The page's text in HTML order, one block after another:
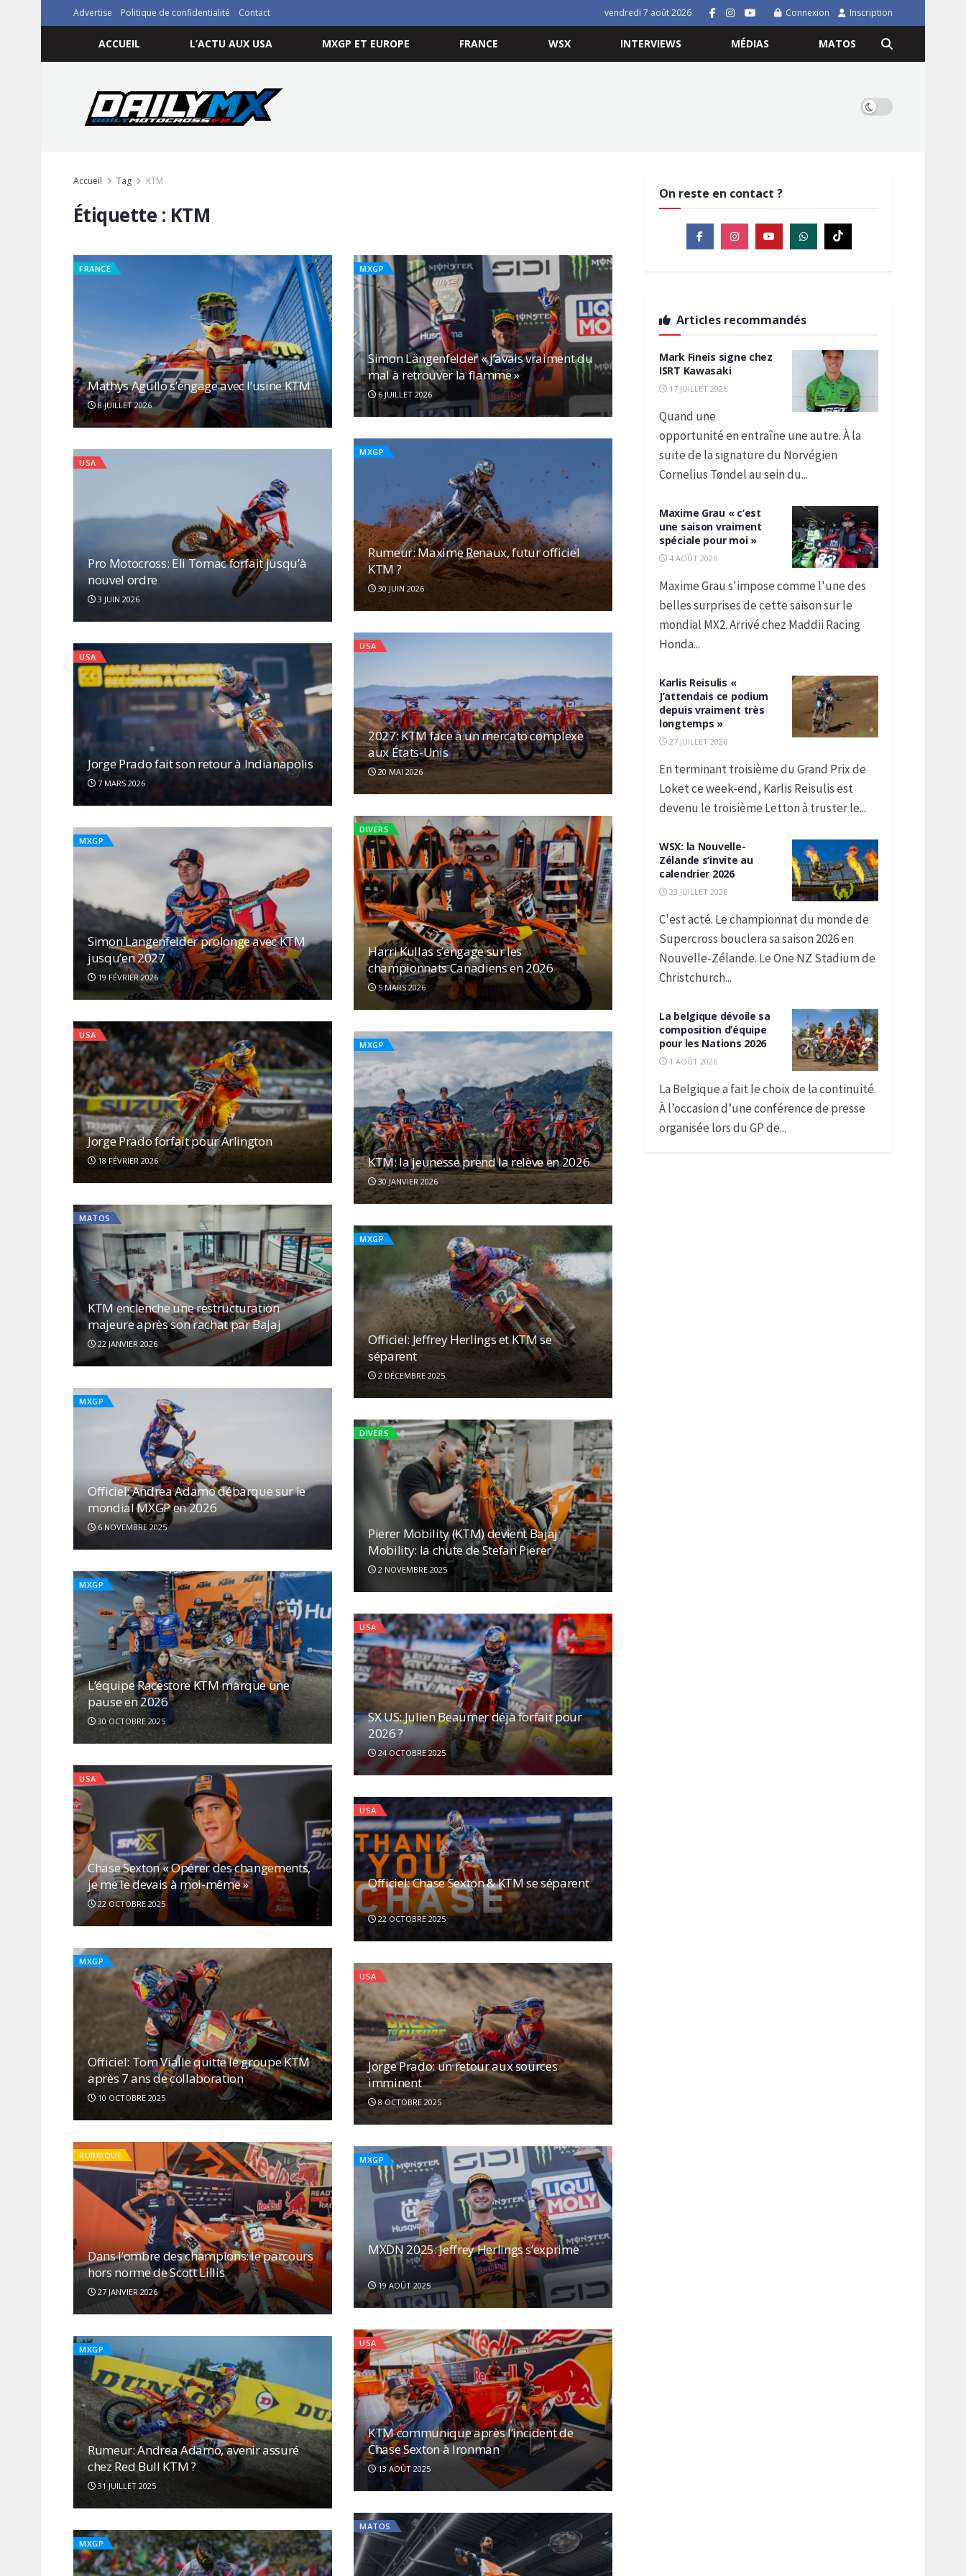
Advertise Politique de confidentialité Contact vendredi 7 août 2026 Connexion Inscription
ACCUEIL L’ACTU AUX USA MXGP ET EUROPE FRANCE WSX INTERVIEWS MÉDIAS MATOS
Accueil Tag KTM
Étiquette : KTM
FRANCE
Mathys Agullo s’engage avec l’usine KTM
8 JUILLET 2026
MXGP
Simon Längenfelder « j’avais vraiment du
mal à retrouver la flamme »
6 JUILLET 2026
MXGP
Rumeur: Maxime Renaux, futur officiel
KTM ?
30 JUIN 2026
USA
Pro Motocross: Eli Tomac forfait jusqu’à
nouvel ordre
3 JUIN 2026
USA
2027: KTM face à un mercato complexe
aux États-Unis
20 MAI 2026
USA
Jorge Prado fait son retour à Indianapolis
7 MARS 2026
DIVERS
Harri Kullas s’engage sur les
championnats Canadiens en 2026
5 MARS 2026
MXGP
Simon Langenfelder prolonge avec KTM
jusqu’en 2027
19 FÉVRIER 2026
USA
Jorge Prado forfait pour Arlington
18 FÉVRIER 2026
MXGP
KTM: la jeunesse prend la relève en 2026
30 JANVIER 2026
MATOS
KTM enclenche une restructuration
majeure après son rachat par Bajaj
22 JANVIER 2026
MXGP
Officiel: Jeffrey Herlings et KTM se
séparent
2 DÉCEMBRE 2025
MXGP
Officiel: Andrea Adamo débarque sur le
mondial MXGP en 2026
6 NOVEMBRE 2025
DIVERS
Pierer Mobility (KTM) devient Bajaj
Mobility: la chute de Stefan Pierer
2 NOVEMBRE 2025
MXGP
L’équipe Racestore KTM marque une
pause en 2026
30 OCTOBRE 2025
USA
SX US: Julien Beaumer déjà forfait pour
2026 ?
24 OCTOBRE 2025
USA
Chase Sexton « Opérer des changements,
je me le devais à moi-même »
22 OCTOBRE 2025
USA
Officiel: Chase Sexton & KTM se séparent
22 OCTOBRE 2025
MXGP
Officiel: Tom Vialle quitte le groupe KTM
après 7 ans de collaboration
10 OCTOBRE 2025
USA
Jorge Prado: un retour aux sources
imminent
8 OCTOBRE 2025
RUBRIQUE
Dans l’ombre des champions: le parcours
hors norme de Scott Lillis
27 JANVIER 2026
MXGP
MXDN 2025: Jeffrey Herlings s’exprime
19 AOÛT 2025
USA
KTM communique après l’incident de
Chase Sexton à Ironman
13 AOÛT 2025
MXGP
Rumeur: Andrea Adamo, avenir assuré
chez Red Bull KTM ?
31 JUILLET 2025
MATOS
MXGP
On reste en contact ?
Articles recommandés
Mark Fineis signe chez
ISRT Kawasaki
17 JUILLET 2026
Quand une
opportunité en entraîne une autre. À la
suite de la signature du Norvégien
Cornelius Tøndel au sein du...
Maxime Grau « c’est
une saison vraiment
spéciale pour moi »
4 AOÛT 2026
Maxime Grau s'impose comme l'une des
belles surprises de cette saison sur le
mondial MX2. Arrivé chez Maddii Racing
Honda...
Karlis Reisulis «
J’attendais ce podium
depuis vraiment très
longtemps »
27 JUILLET 2026
En terminant troisième du Grand Prix de
Loket ce week-end, Karlis Reisulis est
devenu le troisième Letton à truster le...
WSX: la Nouvelle-
Zélande s’invite au
calendrier 2026
23 JUILLET 2026
C'est acté. Le championnat du monde de
Supercross bouclera sa saison 2026 en
Nouvelle-Zélande. Le One NZ Stadium de
Christchurch...
La belgique dévoile sa
composition d’équipe
pour les Nations 2026
1 AOÛT 2026
La Belgique a fait le choix de la continuité.
À l’occasion d’une conférence de presse
organisée lors du GP de...